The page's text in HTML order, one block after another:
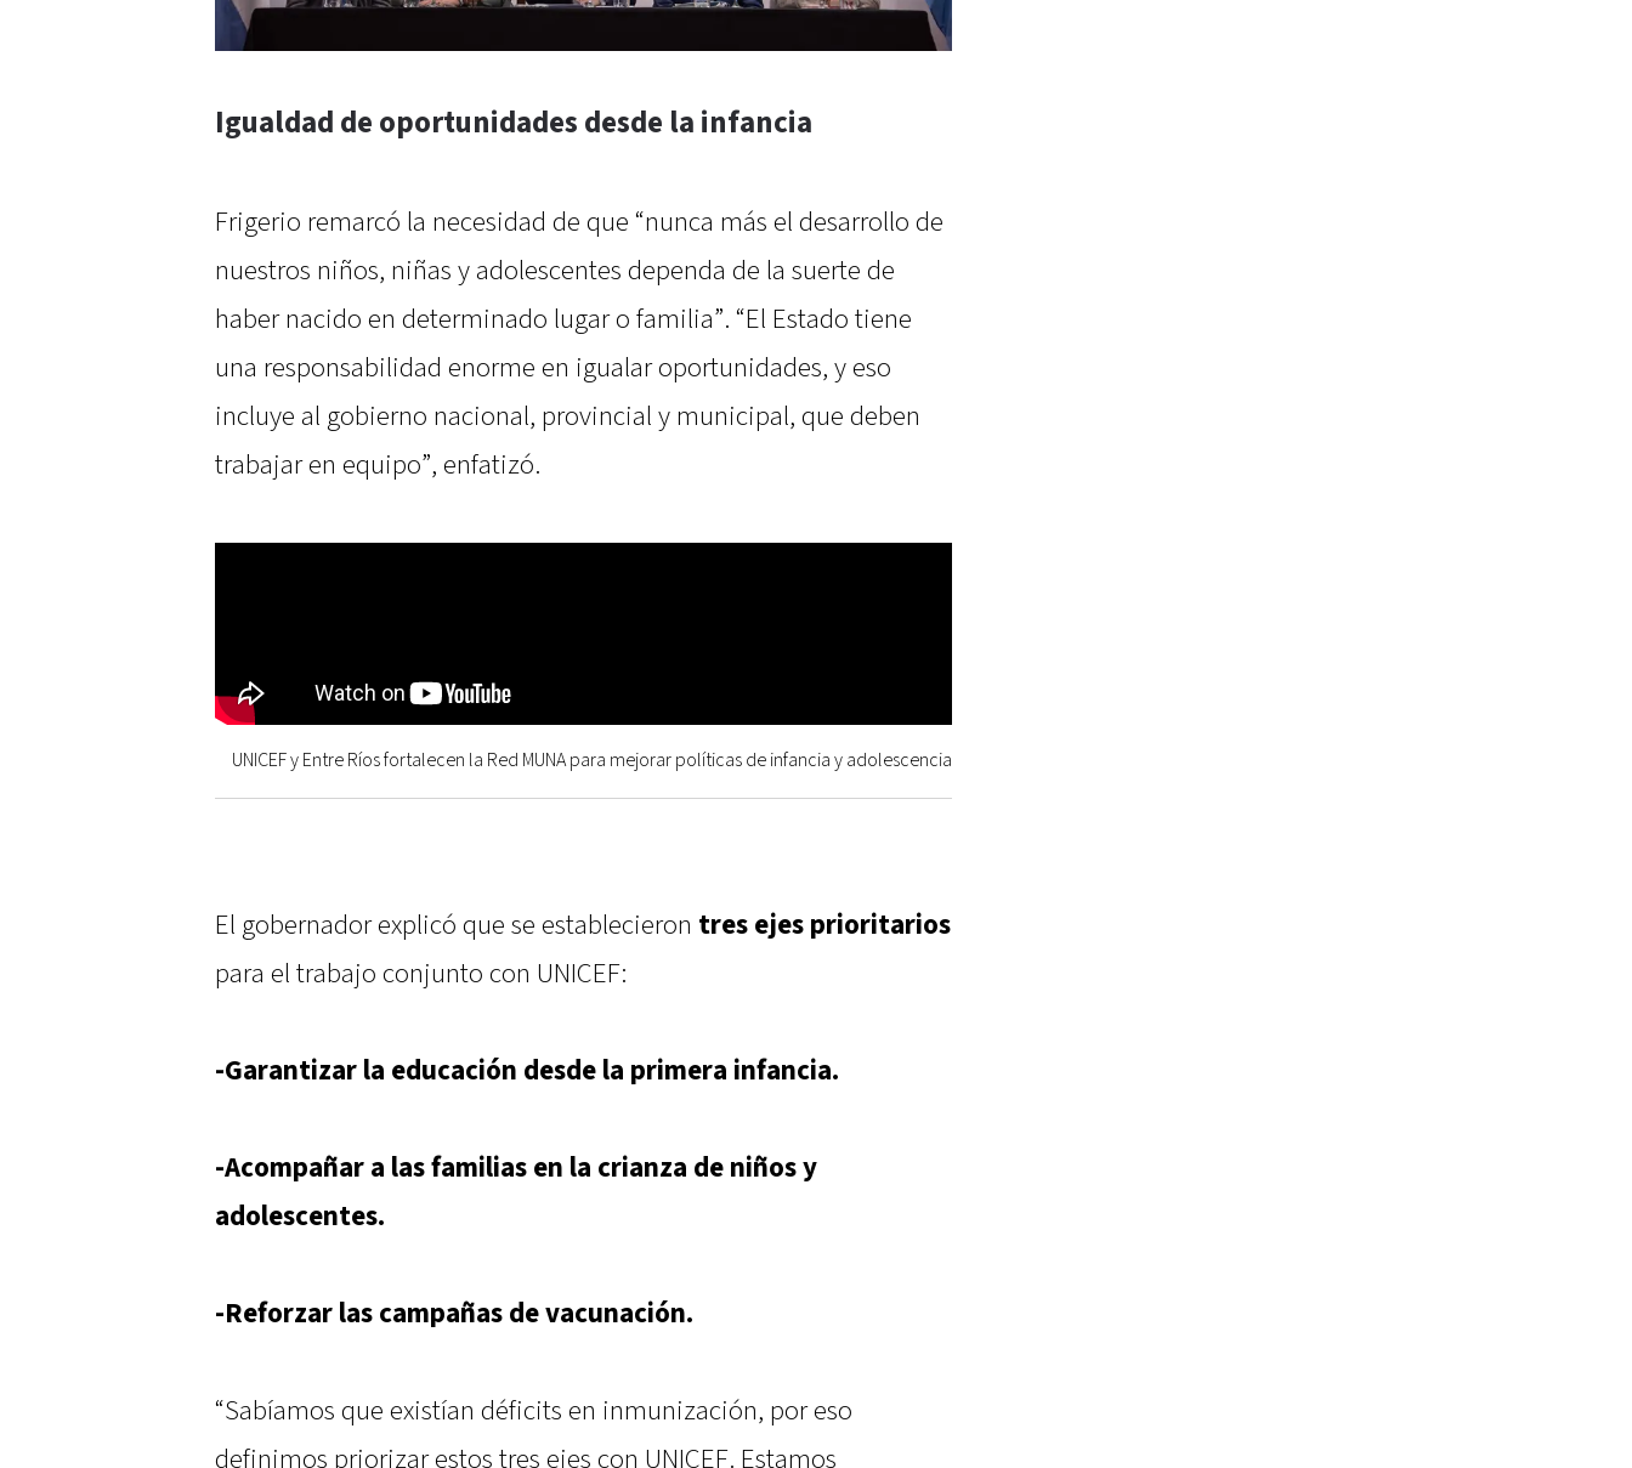
Igualdad de oportunidades desde la infancia
Frigerio remarcó la necesidad de que “nunca más el desarrollo de
nuestros niños, niñas y adolescentes dependa de la suerte de
haber nacido en determinado lugar o familia”. “El Estado tiene
una responsabilidad enorme en igualar oportunidades, y eso
incluye al gobierno nacional, provincial y municipal, que deben
trabajar en equipo”, enfatizó.
UNICEF y Entre Ríos fortalecen la Red MUNA para mejorar políticas de infancia y adolescencia
El gobernador explicó que se establecieron tres ejes prioritarios
para el trabajo conjunto con UNICEF:
-Garantizar la educación desde la primera infancia.
-Acompañar a las familias en la crianza de niños y
adolescentes.
-Reforzar las campañas de vacunación.
“Sabíamos que existían déficits en inmunización, por eso
definimos priorizar estos tres ejes con UNICEF. Estamos